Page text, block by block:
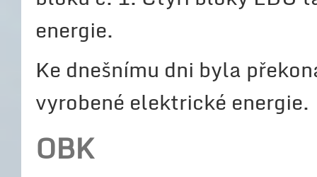
energie.
Ke dnešnímu dni byla
vyrobené elektrické energie.
OBK